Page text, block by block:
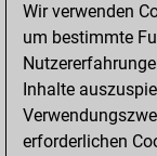
Matt auf
Bauer setzt
Erstickte
Wir verwenden
um bestimmte
Inhalte
erforderlichen